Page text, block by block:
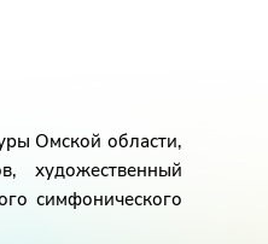
Омской области,
художественный
симфонического